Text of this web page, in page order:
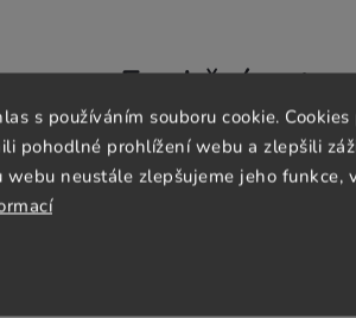
s používáním souboru cookie.
pohodlné prohlížení webu a zlepšili
webu neustále zlepšujeme jeho funkce,
Funkční